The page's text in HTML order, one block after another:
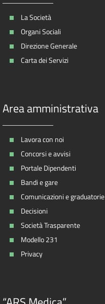
La Società
Organi Sociali
Direzione Generale
Carta dei Servizi
Area amministrativa
Lavora con noi
Concorsi e avvisi
Portale Dipendenti
Bandi e gare
Comunicazioni e graduatorie
Decisioni
Società Trasparente
Modello 231
Privacy